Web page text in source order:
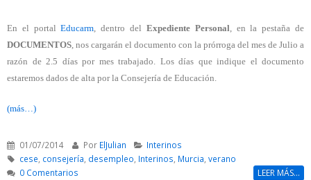
En el portalEducarm, dentro del Expediente Personal, en la pestaña de
DOCUMENTOS, nos cargarán el documento con la prórroga del mes de Julio a
razón de 2.5 días por mes trabajado. Los días que indique el documento
estaremos dados de alta por la Consejería de Educación.
(más…)
01/07/2014 Por ElJulian
Interinos
cese consejería desempleo Interinos Murcia verano
0 Comentarios
LEER MÁS...